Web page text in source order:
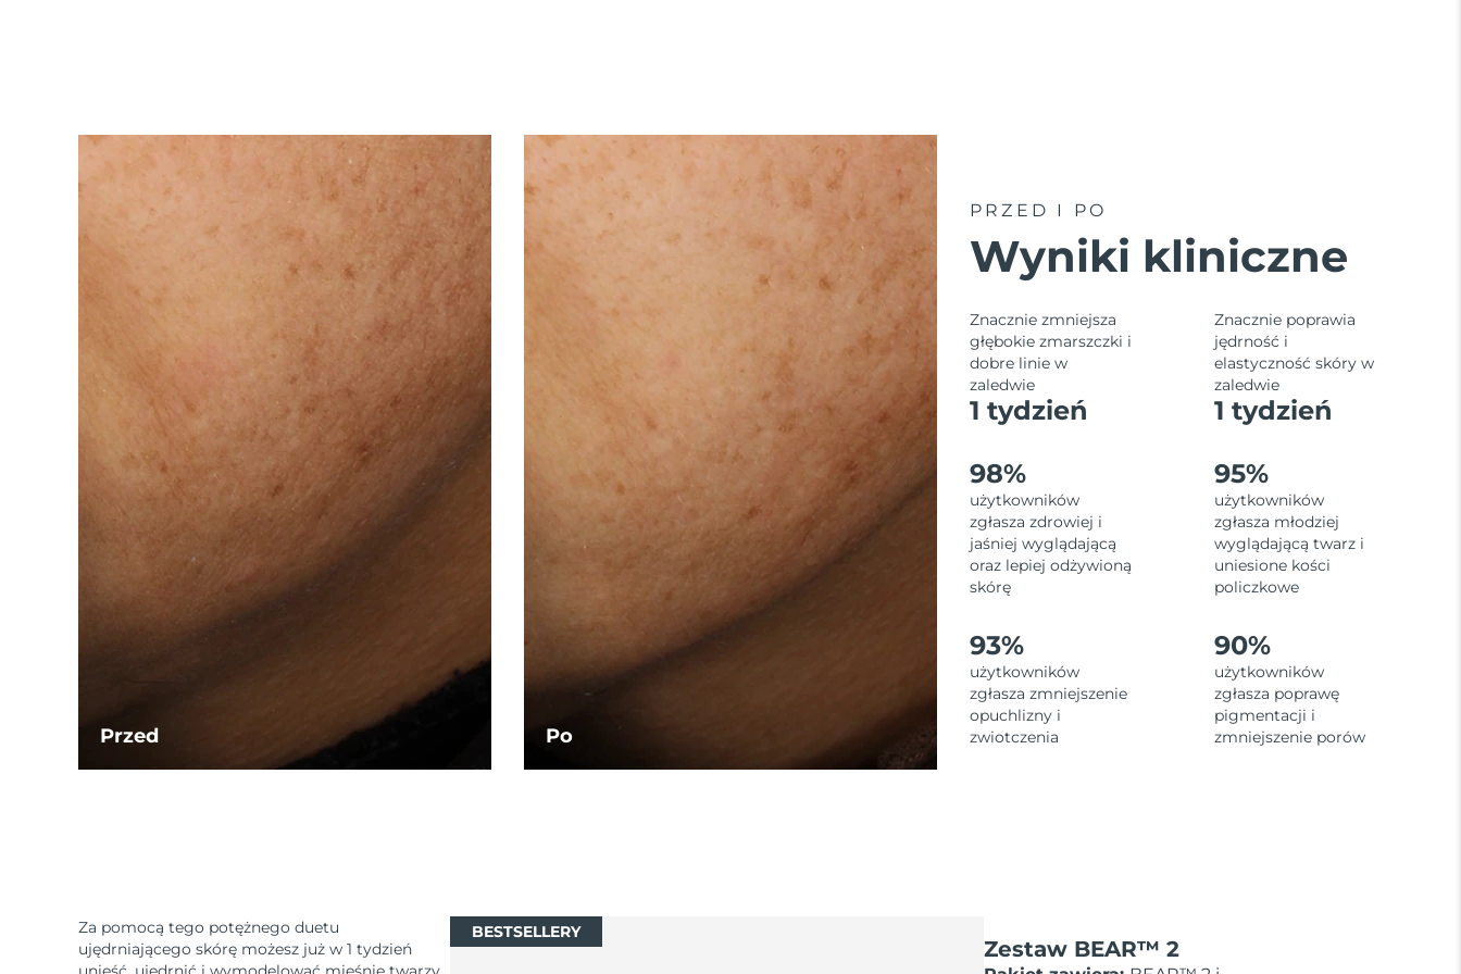
Przed Po
PRZED I PO
Wyniki kliniczne
Znacznie zmniejsza
głębokie zmarszczki i
dobre linie w
zaledwie
1 tydzień
Znacznie poprawia
jędrność i
elastyczność skóry w
zaledwie
1 tydzień
98%
użytkowników
zgłasza zdrowiej i
jaśniej wyglądającą
oraz lepiej odżywioną
skórę
95%
użytkowników
zgłasza młodziej
wyglądającą twarz i
uniesione kości
policzkowe
93%
użytkowników
zgłasza zmniejszenie
opuchlizny i
zwiotczenia
90%
użytkowników
zgłasza poprawę
pigmentacji i
zmniejszenie porów
BESTSELLERY
Zestaw BEAR™ 2
Za pomocą tego potężnego duetu
ujędrniającego skórę możesz już w 1 tydzień